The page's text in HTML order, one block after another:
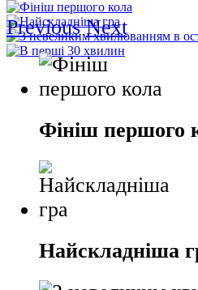
Previous Next
Фініш першого
Найскладніша